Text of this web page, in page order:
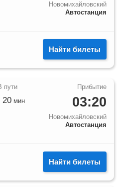
Новомихайловский
Автостанция
Найти билеты
03:20
Новомихайловский
Автостанция
20 мин
Найти билеты